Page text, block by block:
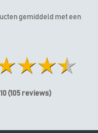
gemiddeld met een
(105 reviews)